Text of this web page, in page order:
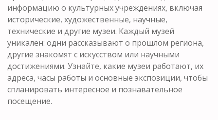
информацию о культурных учреждениях, включая
исторические, художественные, научные,
технические и другие музеи. Каждый музей
уникален: одни рассказывают о прошлом региона,
другие знакомят с искусством или научными
достижениями. Узнайте, какие музеи работают, их
адреса, часы работы и основные экспозиции, чтобы
спланировать интересное и познавательное
посещение.